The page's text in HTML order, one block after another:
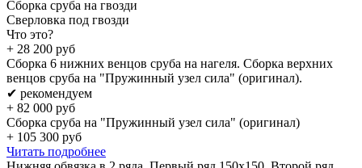
Сборка сруба на гвозди
Сверловка под гвозди
Что это?
+ 28 200 руб
Сборка 6 нижних венцов сруба на нагеля. Сборка верхних
венцов сруба на "Пружинный узел сила" (оригинал).
✔ рекомендуем
+ 82 000 руб
Сборка сруба на "Пружинный узел сила" (оригинал)
+ 105 300 руб
Читать подробнее